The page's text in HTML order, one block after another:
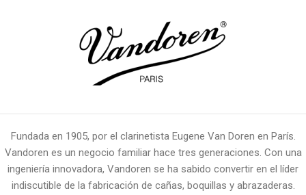
Fundada en 1905, por el clarinetista Eugene Van Doren en París.
Vandoren es un negocio familiar hace tres generaciones. Con una
ingeniería innovadora, Vandoren se ha sabido convertir en el líder
indiscutible de la fabricación de cañas, boquillas y abrazaderas.